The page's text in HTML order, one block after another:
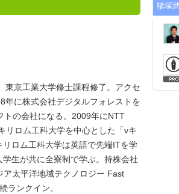
東京工業大学修士課程修了。アクセ
年に株式会社デジタルフォレストを
の会社になる。2009年にNTT
リロム工科大学を中心とした「vキ
ロム工科大学は英語で先端ITを学
生が共に全寮制で学ぶ。持株会社
太平洋地域テクノロジー Fast
ランクイン。
猪塚